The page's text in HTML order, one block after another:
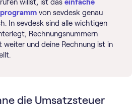
willst, ist das einfache
von sevdesk genau
In sevdesk sind alle wichtigen
Rechnungsnummern
weiter und deine Rechnung ist in
die Umsatzsteuer